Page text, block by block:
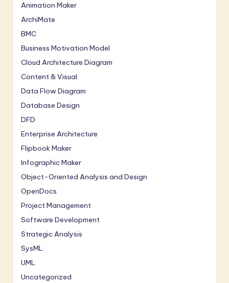
Animation Maker
ArchiMate
BMC
Business Motivation Model
Cloud Architecture Diagram
Content & Visual
Data Flow Diagram
Database Design
DFD
Enterprise Architecture
Flipbook Maker
Infographic Maker
Object-Oriented Analysis and Design
OpenDocs
Project Management
Software Development
Strategic Analysis
SysML
UML
Uncategorized